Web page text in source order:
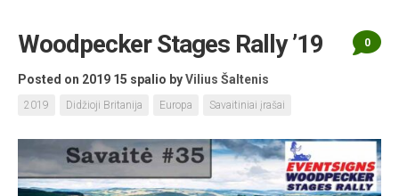
Woodpecker Stages Rally ’19
Posted on 2019 15 spalio byVilius Šaltenis
2019 Didžioji Britanija Europa Savaitiniai įrašai
0